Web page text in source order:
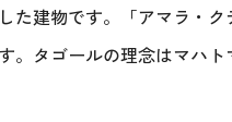
た建物です。「アマラ・
。タゴールの理念はマハ